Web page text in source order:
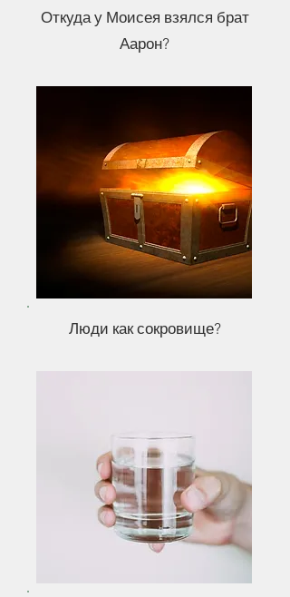
Откуда у Моисея взялся брат
Аарон?
Люди как сокровище?